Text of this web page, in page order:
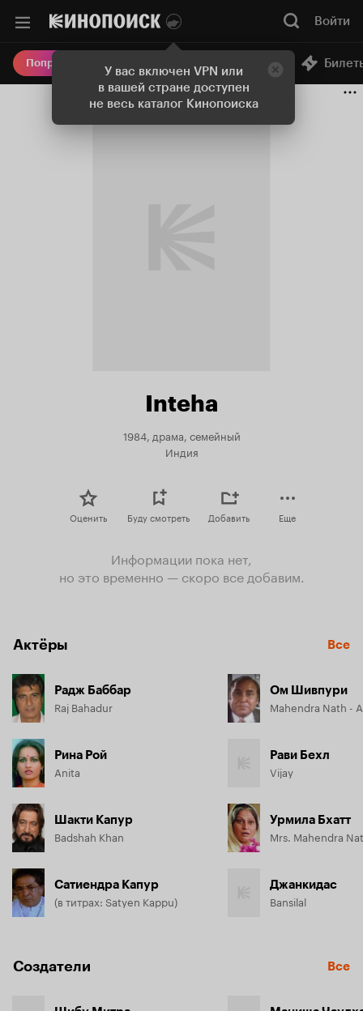
У вас включен VPN или
в вашей стране доступен
не весь каталог Кинопоиска
Войти
Попробовать Плюс Онлайн-кинотеатр
Inteha
1984, драма, семейный
Индия
Оценить Буду смотреть Добавить Еще
Информации пока нет,
но это временно — скоро все добавим.
Актёры Все
Радж Баббар
Raj Bahadur
Рина Рой
Anita
Шакти Капур
Badshah Khan
Сатиендра Капур
(в титрах: Satyen Kappu)
Ом Шивпури
Mahendra Nath -
Рави Бехл
Vijay
Урмила Бхатт
Mrs. Mahendra
Джанкидас
Bansilal
Создатели Все